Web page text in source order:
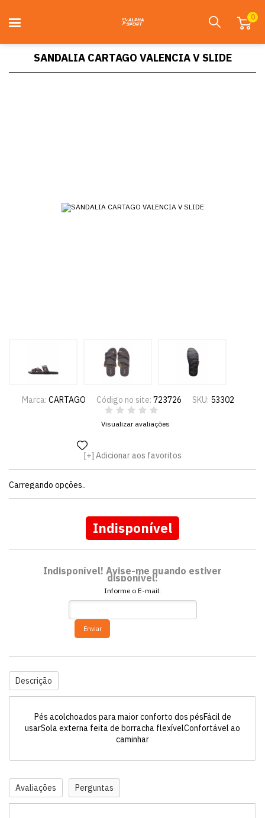
0
SANDALIA CARTAGO VALENCIA V SLIDE
Marca: CARTAGO Código no site: 723726 SKU: 53302
Visualizar avaliações
Adicionar aos favoritos
Carregando opções..
Indisponível
Indisponível! Avise-me quando estiver
disponível:
Informe o E-mail:
Enviar
Descrição
Pés acolchoados para maior conforto dos pésFácil de
usarSola externa feita de borracha flexívelConfortável ao
caminhar
Avaliações Perguntas